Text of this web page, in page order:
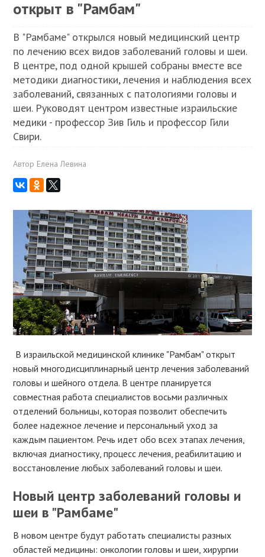
открыт в "Рамбам"
В "Рамбаме" открылся новый медицинский центр
по лечению всех видов заболеваний головы и шеи.
В центре, под одной крышей собраны вместе все
методики диагностики, лечения и наблюдения всех
заболеваний, связанных с патологиями головы и
шеи. Руководят центром известные израильские
медики - профессор Зив Гиль и профессор Гили
Свири.
Автор Елена Левина
В израильской медицинской клинике "Рамбам" открыт
новый многодисциплинарный центр лечения заболеваний
головы и шейного отдела. В центре планируется
совместная работа специалистов восьми различных
отделений больницы, которая позволит обеспечить
более надежное лечение и персональный уход за
каждым пациентом. Речь идет обо всех этапах лечения,
включая диагностику, процесс лечения, реабилитацию и
восстановление любых заболеваний головы и шеи.
Новый центр заболеваний головы и
шеи в "Рамбаме"
В новом центре будут работать специалисты разных
областей медицины: онкологии головы и шеи, хирургии